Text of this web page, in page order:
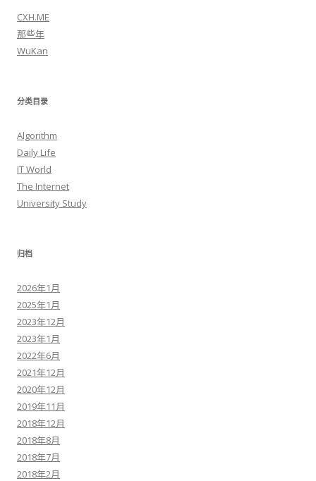
CXH.ME
那些年
WuKan
分类目录
Algorithm
Daily Life
IT World
The Internet
University Study
归档
2026年1月
2025年1月
2023年12月
2023年1月
2022年6月
2021年12月
2020年12月
2019年11月
2018年12月
2018年8月
2018年7月
2018年2月